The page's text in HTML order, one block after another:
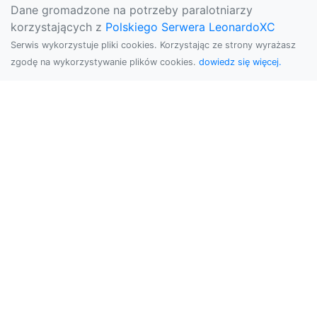
Dane gromadzone na potrzeby paralotniarzy
korzystających z Polskiego Serwera LeonardoXC
Serwis wykorzystuje pliki cookies. Korzystając ze strony wyrażasz
zgodę na wykorzystywanie plików cookies. dowiedz się więcej.